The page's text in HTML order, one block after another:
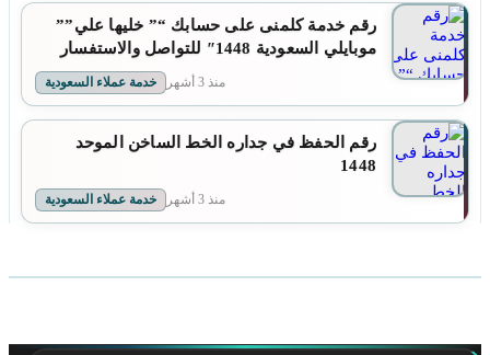
رقم خدمة كلمنى على حسابك “” خليها علي””
موبايلي السعودية 1448″ للتواصل والاستفسار
منذ 3 أشهر خدمة عملاء السعودية
رقم الحفظ في جداره الخط الساخن الموحد
1448
منذ 3 أشهر خدمة عملاء السعودية